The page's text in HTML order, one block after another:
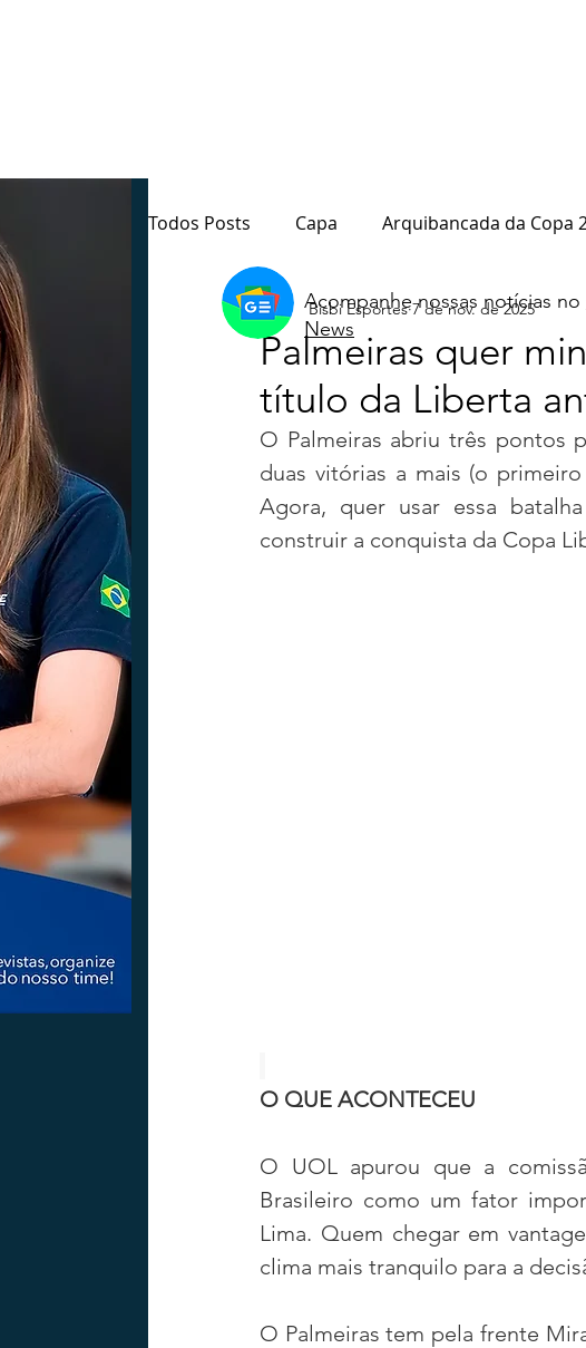
Todos Posts Capa Arquibancada da Copa
Quarto Poder Sala de Redação
Destaque Paraná Política
Coluna André Marsiglia
Palmeiras quer
título da Liberta
Bisbi Esportes 7 de nov. de 2025
O Palmeiras abriu três pontos
duas vitórias a mais (o
Agora, quer usar essa
construir a conquista da Copa
O QUE ACONTECEU
O UOL apurou que a
Brasileiro como um fator
Lima. Quem chegar em
clima mais tranquilo para a
O Palmeiras tem pela frente
Acompanhe nossas notícias no
News